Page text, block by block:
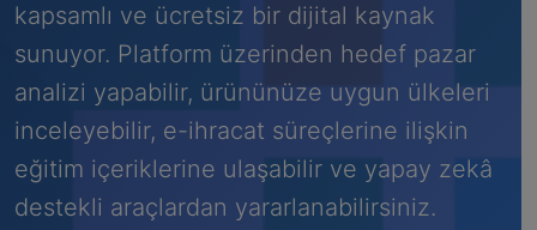
kapsamlı ve ücretsiz bir dijital kaynak
sunuyor. Platform üzerinden hedef pazar
analizi yapabilir, ürününüze uygun ülkeleri
inceleyebilir, e-ihracat süreçlerine ilişkin
eğitim içeriklerine ulaşabilir ve yapay zekâ
destekli araçlardan yararlanabilirsiniz.